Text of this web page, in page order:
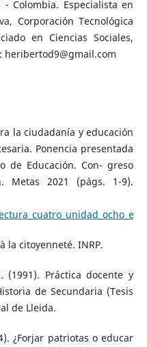
- Colombia. Especialista en
Corporación Tecnológica
en Ciencias Sociales,
heribertod9@gmail.com
la ciudadanía y educación
Ponencia presentada
de Educación. Con- greso
Metas 2021 (págs. 1-9).
la citoyenneté. INRP.
(1991). Práctica docente y
de Secundaria (Tesis
de Lleida.
¿Forjar patriotas o educar